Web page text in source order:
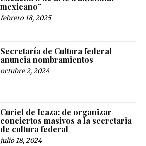
mexicano”
febrero 18, 2025
Secretaría de Cultura federal
anuncia nombramientos
octubre 2, 2024
Curiel de Icaza: de organizar
conciertos masivos a la secretaria
de cultura federal
julio 18, 2024